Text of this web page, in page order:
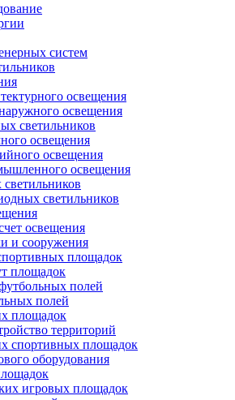
систем
освещения
освещения
светильников
освещения
освещения
освещения
светильников
освещения
и сооружения
площадок
площадок
полей
полей
площадок
территорий
спортивных площадок
оборудования
игровых площадок